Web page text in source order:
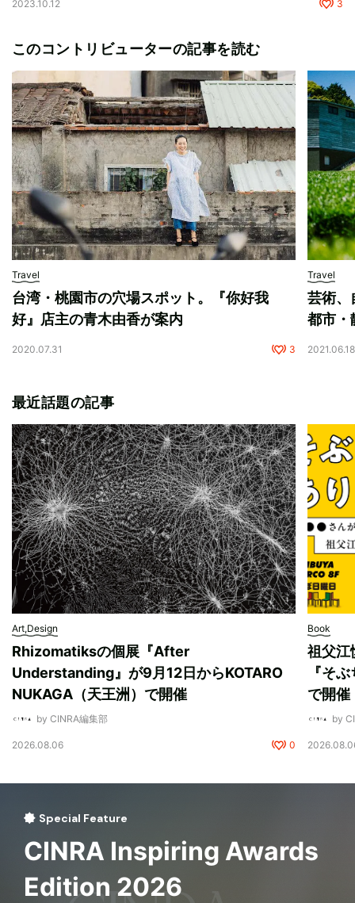
2023.10.12 3
このコントリビューターの記事を読む
Travel
台湾・桃園市の穴場スポット。『你好我
好』店主の青木由香が案内
2020.07.31 3
Travel
芸術、
都市・
2021.06.18
最近話題の記事
Art,Design
Rhizomatiksの個展『After
Understanding』が9月12日からKOTARO
NUKAGA（天王洲）で開催
by CINRA編集部
2026.08.06 0
Book
祖父江
『そ
で開催
by
Special Feature
CINRA Inspiring Awards
Edition 2026